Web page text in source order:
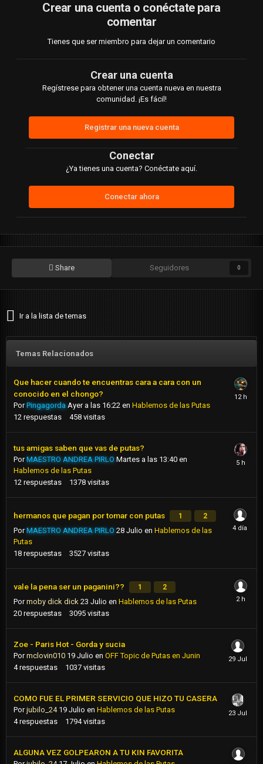
Crear una cuenta o conéctate para
comentar
Tienes que ser miembro para dejar un comentario
Crear una cuenta
Regístrese para obtener una cuenta nueva en nuestra
comunidad. ¡Es fácil!
Registrar una nueva cuenta
Conectar
¿Ya tienes una cuenta? Conéctate aquí.
Conectar ahora
Share Seguidores 0
Ir a la lista de temas
Temas Relacionados
Que hacer cuando te encuentras cara a cara con un
conocido en el chongo?
PorPingagorda Ayer a las 16:22 en Hablemos de las Putas
12 respuestas 458 visitas
tus amigas saben que vas de putas?
PorMAESTRO ANDREA PIRLO Martes a las 13:40 en
Hablemos de las Putas
12 respuestas 1378 visitas
hermanos que pagan por tomar con putas 1 2
PorMAESTRO ANDREA PIRLO 28 Julio en Hablemos de las
Putas
18 respuestas 3527 visitas
vale la pena ser un paganini?? 1 2
Pormoby dick dick 23 Julio en Hablemos de las Putas
20 respuestas 3095 visitas
Zoe - Paris Hot - Gorda y sucia
Pormclovin010 19 Julio en OFF Topic de Putas en Junin
4 respuestas 1037 visitas
COMO FUE EL PRIMER SERVICIO QUE HIZO TU CASERA
Porjubilo_24 19 Julio en Hablemos de las Putas
4 respuestas 1794 visitas
ALGUNA VEZ GOLPEARON A TU KIN FAVORITA